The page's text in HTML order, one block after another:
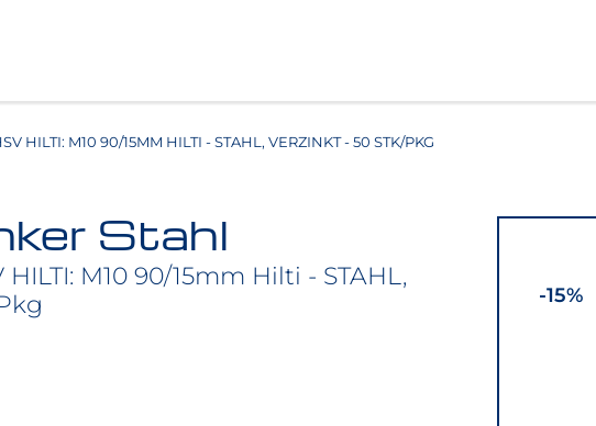
HILTI: M10 90/15MM HILTI - STAHL, VERZINKT - 50 STK/PKG
Stahl
M10 90/15mm Hilti - STAHL,
-15%